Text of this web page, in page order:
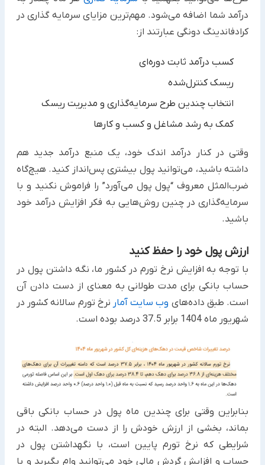
درآمد ‏شما اضافه می‌شود. مهم‌ترین مزایای سرمایه گذاری در
کرادفاندینگ دونگی عبارتند از:‏
کسب درآمد ثابت دوره‌ای
ریسک کنترل‌شده
انتخاب چندین طرح سرمایه‌گذاری و مدیریت ریسک
کمک به رشد مشاغل و کسب و کارها
وقتی در کنار درآمد اندک خود، یک منبع درآمد جدید هم
داشته باشید، می‌توانید پول بیشتری پس‌انداز کنید. هیچ‌گاه
‏ضرب‌المثل معروف “پول پول می‌آورد” را فراموش نکنید و با
سرمایه‌گذاری در چنین روش‌هایی به فکر افزایش درآمد خود
‏باشید.‏
ارزش پول خود را حفظ کنید
با توجه به افزایش نرخ تورم در کشور ما، نگه داشتن پول در
حساب بانکی برای مدت طولانی به معنای از دست دادن آن
است. طبق داده‌های وب سایت آمار نرخ تورم سالانه کشور در
شهریور ماه 1404 برابر 37.5 درصد بوده است.
بنابراین وقتی برای چندین ماه پول در حساب بانکی باقی
بماند، بخشی از ارزش خودش را از دست می‌دهد. البته در
شرایطی که نرخ تورم پایین است، با نگهداشتن پول در
حساب و افزایش گردش مالی خود می‌توانید وام بگیرید و با